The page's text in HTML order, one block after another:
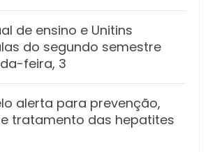
de ensino e Unitins
do segundo semestre
feira, 3
alerta para prevenção,
tratamento das hepatites